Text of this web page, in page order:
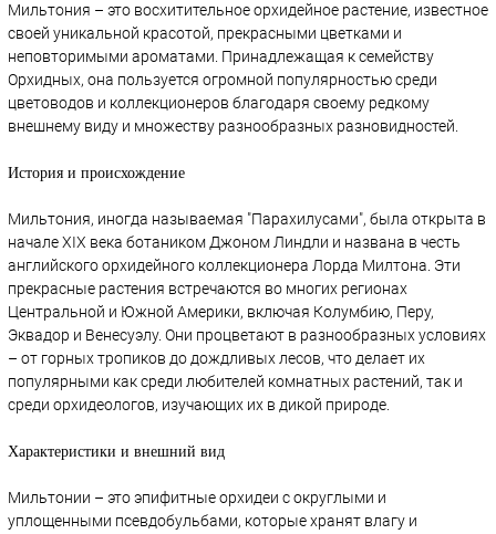
Мильтония – это восхитительное орхидейное растение, известное
своей уникальной красотой, прекрасными цветками и
неповторимыми ароматами. Принадлежащая к семейству
Орхидных, она пользуется огромной популярностью среди
цветоводов и коллекционеров благодаря своему редкому
внешнему виду и множеству разнообразных разновидностей.
История и происхождение
Мильтония, иногда называемая "Парахилусами", была открыта в
начале XIX века ботаником Джоном Линдли и названа в честь
английского орхидейного коллекционера Лорда Милтона. Эти
прекрасные растения встречаются во многих регионах
Центральной и Южной Америки, включая Колумбию, Перу,
Эквадор и Венесуэлу. Они процветают в разнообразных условиях
– от горных тропиков до дождливых лесов, что делает их
популярными как среди любителей комнатных растений, так и
среди орхидеологов, изучающих их в дикой природе.
Характеристики и внешний вид
Мильтонии – это эпифитные орхидеи с округлыми и
уплощенными псевдобульбами, которые хранят влагу и